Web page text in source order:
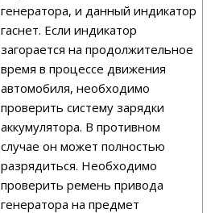
генератора, и данный индикатор
гаснет. Если индикатор
загорается на продолжительное
время в процессе движения
автомобиля, необходимо
проверить систему зарядки
аккумулятора. В противном
случае он может полностью
разрядиться. Необходимо
проверить ремень привода
генератора на предмет